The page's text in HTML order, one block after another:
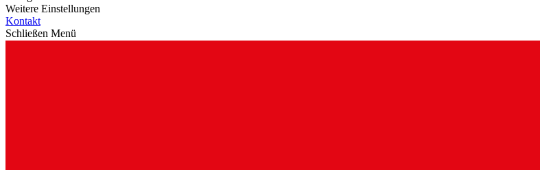
Weitere Einstellungen
Kontakt
Schließen Menü